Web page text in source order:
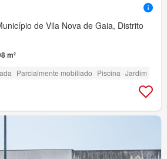
de Vila Nova de Gaia, Distrito
m²
Parcialmente mobiliado Piscina Jardim